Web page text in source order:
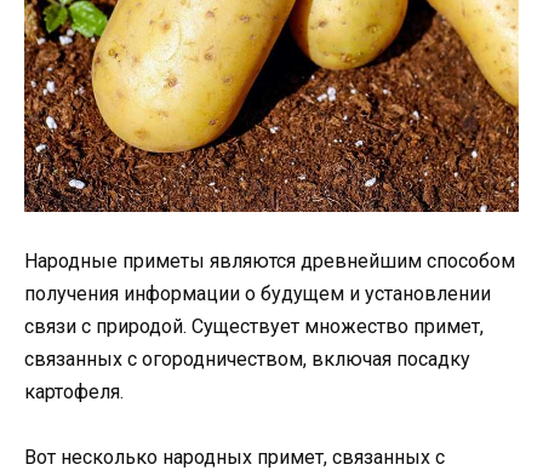
Народные приметы являются древнейшим способом
получения информации о будущем и установлении
связи с природой. Существует множество примет,
связанных с огородничеством, включая посадку
картофеля.
Вот несколько народных примет, связанных с